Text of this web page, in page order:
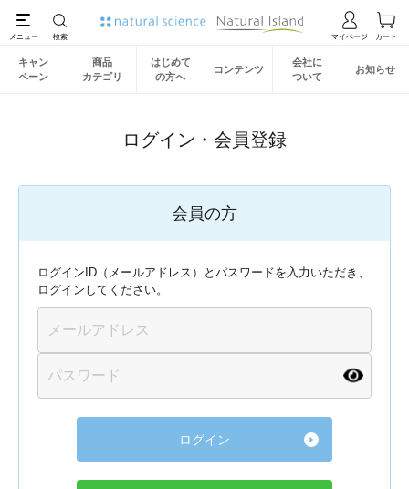
キャン
ペーン
商品
カテゴリ
はじめて
の方へ
コンテンツ
会社に
ついて
お知らせ
ログイン・会員登録
会員の方
ログインID（メールアドレス）とパスワードを入力いただき、
ログインしてください。